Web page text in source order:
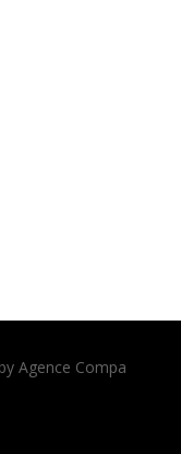
Agence Compa